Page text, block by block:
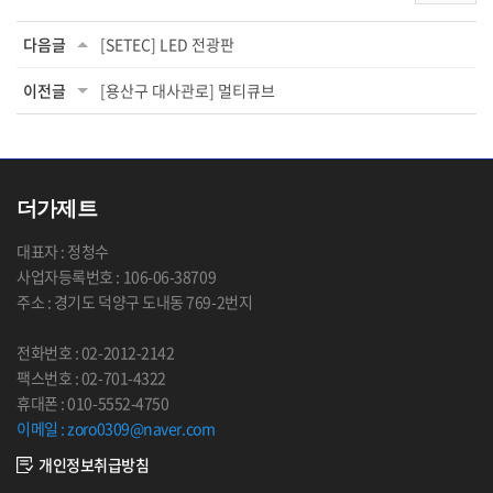
다음글 [SETEC] LED 전광판
이전글 [용산구 대사관로] 멀티큐브
더가제트
대표자 : 정청수
사업자등록번호 : 106-06-38709
주소 : 경기도 덕양구 도내동 769-2번지
전화번호 : 02-2012-2142
팩스번호 : 02-701-4322
휴대폰 : 010-5552-4750
이메일 : zoro0309@naver.com
개인정보취급방침